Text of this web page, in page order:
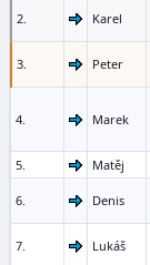
2. Karel
3. Peter
4. Marek
5. Matěj
6. Denis
7. Lukáš